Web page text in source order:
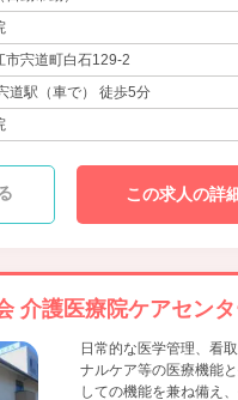
市宍道町白石129-2
道駅（車で） 徒歩5分
この求人の詳
介護医療院ケアセン
日常的な医学管理、看
ナルケア等の医療機能
しての機能を兼ね備え